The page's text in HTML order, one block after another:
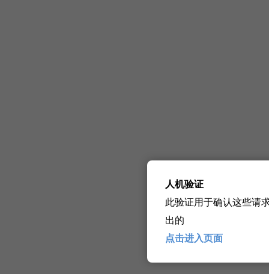
人机验证
此验证用于确认这些请
出的
点击进入页面